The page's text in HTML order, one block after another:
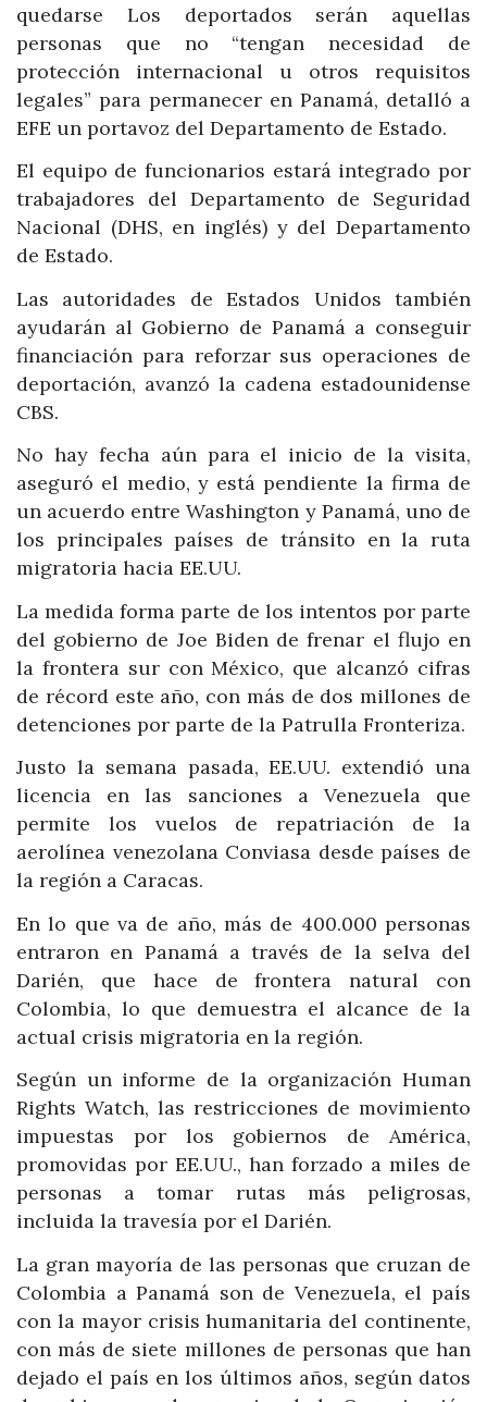
quedarse Los deportados serán aquellas
personas que no “tengan necesidad de
protección internacional u otros requisitos
legales” para permanecer en Panamá, detalló a
EFE un portavoz del Departamento de Estado.
El equipo de funcionarios estará integrado por
trabajadores del Departamento de Seguridad
Nacional (DHS, en inglés) y del Departamento
de Estado.
Las autoridades de Estados Unidos también
ayudarán al Gobierno de Panamá a conseguir
financiación para reforzar sus operaciones de
deportación, avanzó la cadena estadounidense
CBS.
No hay fecha aún para el inicio de la visita,
aseguró el medio, y está pendiente la firma de
un acuerdo entre Washington y Panamá, uno de
los principales países de tránsito en la ruta
migratoria hacia EE.UU.
La medida forma parte de los intentos por parte
del gobierno de Joe Biden de frenar el flujo en
la frontera sur con México, que alcanzó cifras
de récord este año, con más de dos millones de
detenciones por parte de la Patrulla Fronteriza.
Justo la semana pasada, EE.UU. extendió una
licencia en las sanciones a Venezuela que
permite los vuelos de repatriación de la
aerolínea venezolana Conviasa desde países de
la región a Caracas.
En lo que va de año, más de 400.000 personas
entraron en Panamá a través de la selva del
Darién, que hace de frontera natural con
Colombia, lo que demuestra el alcance de la
actual crisis migratoria en la región.
Según un informe de la organización Human
Rights Watch, las restricciones de movimiento
impuestas por los gobiernos de América,
promovidas por EE.UU., han forzado a miles de
personas a tomar rutas más peligrosas,
incluida la travesía por el Darién.
La gran mayoría de las personas que cruzan de
Colombia a Panamá son de Venezuela, el país
con la mayor crisis humanitaria del continente,
con más de siete millones de personas que han
dejado el país en los últimos años, según datos